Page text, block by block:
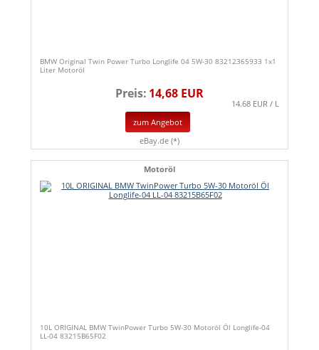
BMW Original Twin Power Turbo Longlife 04 5W-30 83212365933 1x1
Liter Motoröl
Preis: 14,68 EUR
14.68 EUR / L
zum Angebot
eBay.de (*)
Motoröl
10L ORIGINAL BMW TwinPower Turbo 5W-30 Motoröl Öl Longlife-04
LL-04 83215B65F02